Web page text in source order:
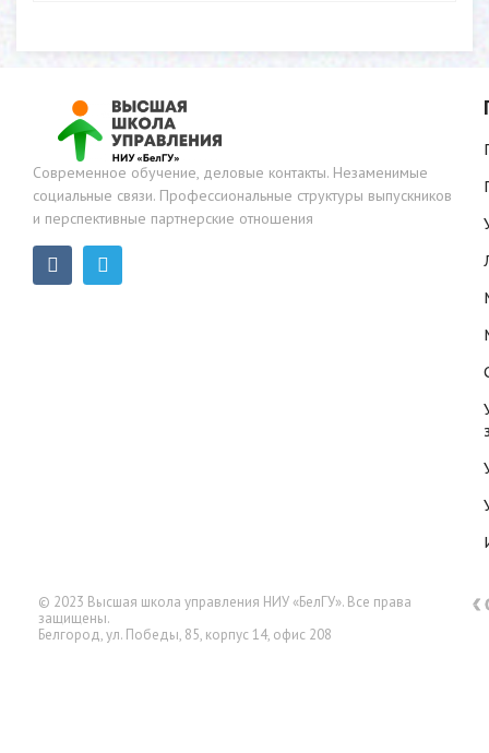
Современное обучение, деловые контакты. Незаменимые
социальные связи. Профессиональные структуры выпускников
и перспективные партнерские отношения
© 2023 Высшая школа управления НИУ «БелГУ». Все права
защищены.
Белгород, ул. Победы, 85, корпус 14, офис 208